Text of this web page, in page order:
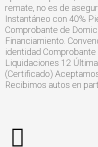
remate, no es de
Instantáneo con 40%
Comprobante de
Financiamiento.
identidad
Liquidaciones 12
(Certificado)
Recibimos autos en